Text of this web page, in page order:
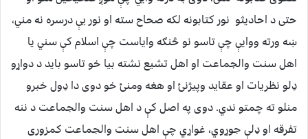
حتی د احادیثو نور کتابونه لکه صحاح سته او نور یې درسره نه مني،
ښه ورته ووایې چې تاسو نو څنګه وایاست چې اسلام کې سني یا
اهل سنت والجماعت او اهل تشیع نشته بیا خو تاسو باید د دواړو
ډلو نظریات او عقاید وپیژنئ او هغه ومنئ خو دوی دا ډول خبرو
منلو ته چمتو ندي. دوی په اصل کې د اهل سنت والجماعت د ننه
تفرقه او ډلې جوړوي، غواړي چې اهل سنت والجماعت کمزوری